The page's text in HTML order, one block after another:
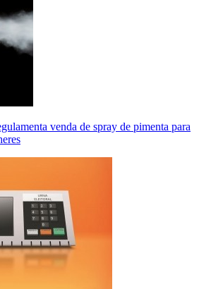
venda de spray de pimenta para